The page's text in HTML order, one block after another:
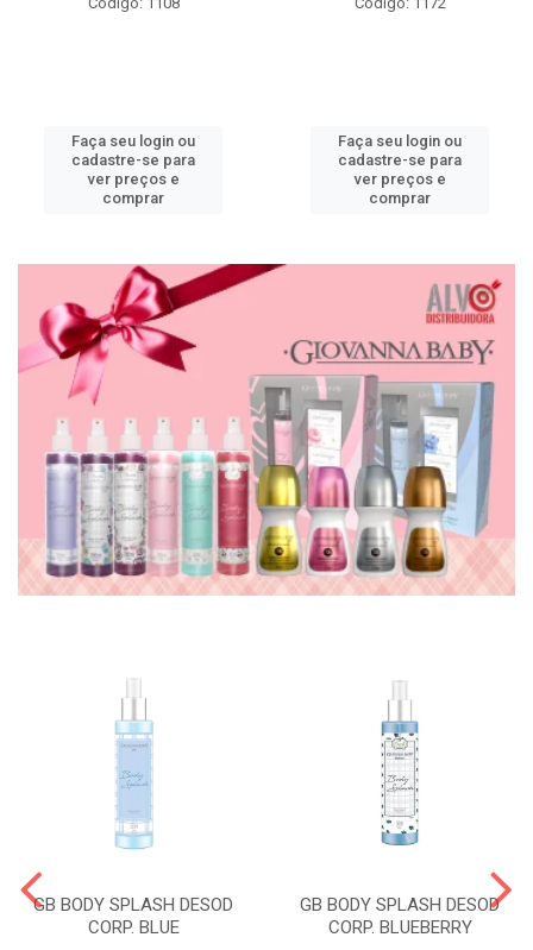
Faça seu login ou
cadastre-se para
ver preços e
comprar
Faça seu login ou
cadastre-se para
ver preços e
comprar
GB BODY SPLASH DESOD
CORP. BLUE
GB BODY SPLASH DESOD
CORP. BLUEBERRY